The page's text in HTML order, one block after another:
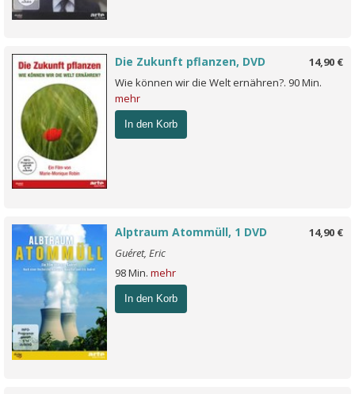
14,90 €
Die Zukunft pflanzen, DVD
Wie können wir die Welt ernähren?. 90 Min.
mehr
In den Korb
14,90 €
Alptraum Atommüll, 1 DVD
Guéret, Eric
98 Min. mehr
In den Korb